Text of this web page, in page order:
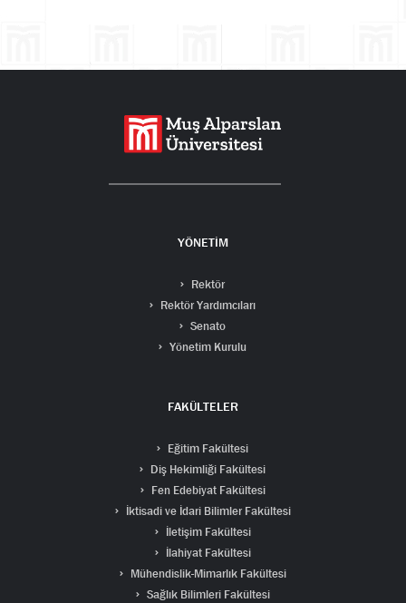
YÖNETİM
Rektör
Rektör Yardımcıları
Senato
Yönetim Kurulu
FAKÜLTELER
Eğitim Fakültesi
Diş Hekimliği Fakültesi
Fen Edebiyat Fakültesi
İktisadi ve İdari Bilimler Fakültesi
İletişim Fakültesi
İlahiyat Fakültesi
Mühendislik-Mimarlık Fakültesi
Sağlık Bilimleri Fakültesi